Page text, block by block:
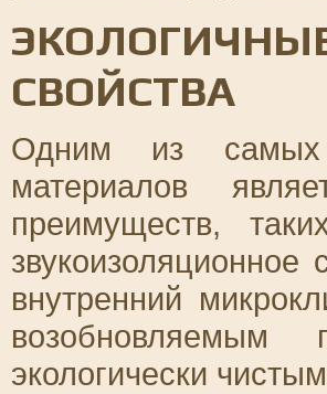
СВОЙСТВА
Одним из самых
материалов
преимуществ,
звукоизоляционное
внутренний
экологически